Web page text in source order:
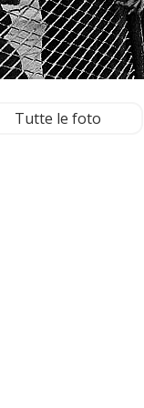
Tutte le foto